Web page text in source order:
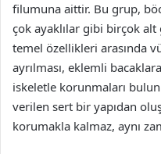
filumuna aittir. Bu grup,
çok ayaklılar gibi birçok alt
temel özellikleri arasında
ayrılması, eklemli
iskeletle korunmaları
verilen sert bir yapıdan
korumakla kalmaz, aynı